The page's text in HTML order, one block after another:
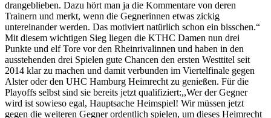
drangeblieben. Dazu hört man ja die Kommentare von deren
Trainern und merkt, wenn die Gegnerinnen etwas zickig
untereinander werden. Das motiviert natürlich schon ein bisschen.“
Mit diesem wichtigen Sieg liegen die KTHC Damen nun drei
Punkte und elf Tore vor den Rheinrivalinnen und haben in den
ausstehenden drei Spielen gute Chancen den ersten Westtitel seit
2014 klar zu machen und damit verbunden im Viertelfinale gegen
Alster oder den UHC Hamburg Heimrecht zu genießen. Für die
Playoffs selbst sind sie bereits jetzt qualifiziert:,,Wer der Gegner
wird ist sowieso egal, Hauptsache Heimspiel! Wir müssen jetzt
gegen die weiteren Gegnerordentlich spielen, um dieses Heimrecht